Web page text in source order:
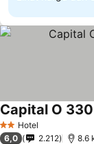
2 Bintang
Hotel
Capital O
6,0 2.212 8.6